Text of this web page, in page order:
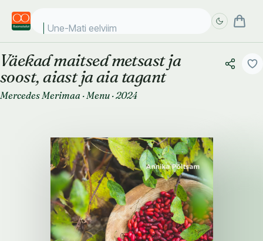
Une-Mati eelviimase
Väekad maitsed metsast ja
soost, aiast ja aia tagant
Mercedes Merimaa ·Menu ·2024